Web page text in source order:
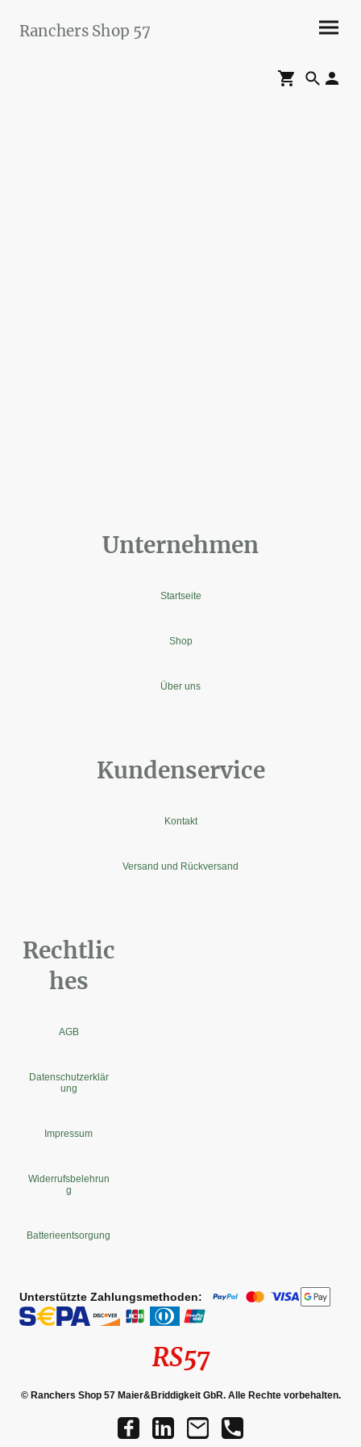
Ranchers Shop 57
Unternehmen
Startseite
Shop
Über uns
Kundenservice
Kontakt
Versand und Rückversand
Rechtlic
hes
AGB
Datenschutzerklär
ung
Impressum
Widerrufsbelehrun
g
Batterieentsorgung
Unterstützte Zahlungsmethoden:
RS57
© Ranchers Shop 57 Maier&Briddigkeit GbR. Alle Rechte vorbehalten.